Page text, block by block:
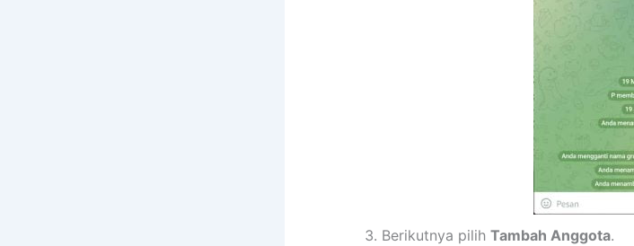
Berikutnya pilih Tambah Anggota.